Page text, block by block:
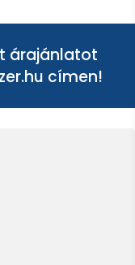
árajánlatot
címen!